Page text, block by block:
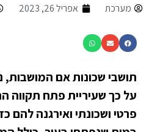
מערכת אפריל 26, 2023
תושבי שכונות אם המושבות,
על כך שעיריית פתח תקווה
פרטי ושכונתי ואירגנה